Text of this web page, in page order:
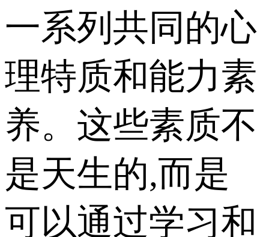
一系列共同的心
理特质和能力素
养。这些素质不
是天生的,而是
可以通过学习和